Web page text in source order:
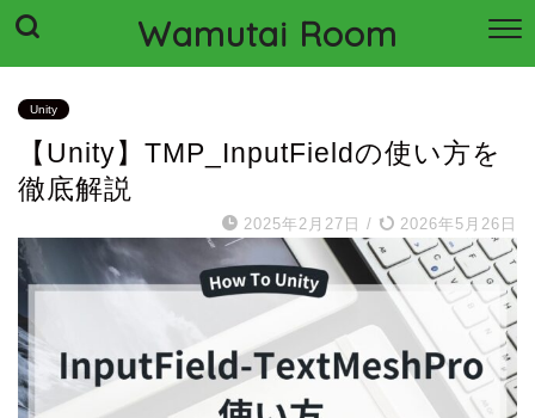
Wamutai Room
Unity
【Unity】TMP_InputFieldの使い方を
徹底解説
2025年2月27日 / 2026年5月26日